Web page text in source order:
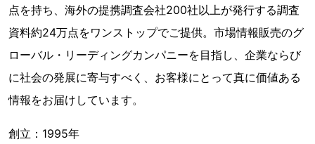
点を持ち、海外の提携調査会社200社以上が発行する調査
資料約24万点をワンストップでご提供。市場情報販売のグ
ローバル・リーディングカンパニーを目指し、企業ならび
に社会の発展に寄与すべく、お客様にとって真に価値ある
情報をお届けしています。
創立：1995年